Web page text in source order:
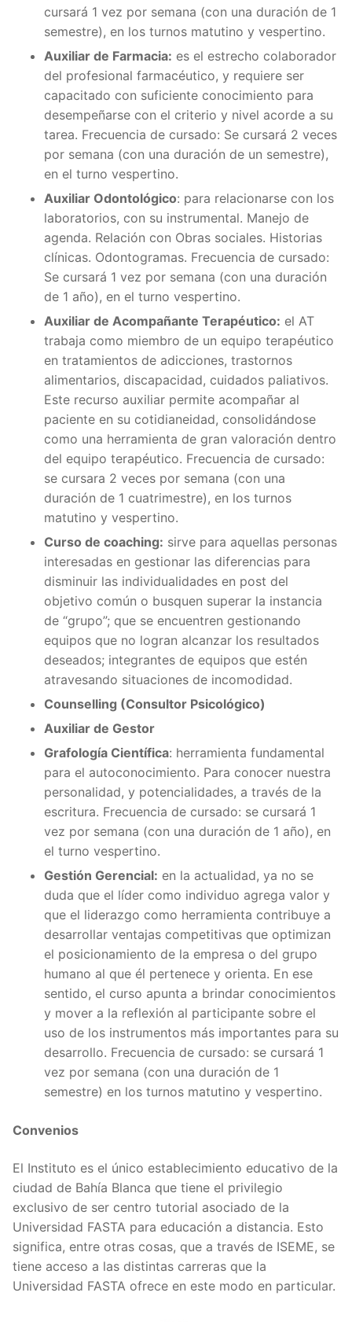
cursará 1 vez por semana (con una duración de 1
semestre), en los turnos matutino y vespertino.
Auxiliar de Farmacia: es el estrecho colaborador
del profesional farmacéutico, y requiere ser
capacitado con suficiente conocimiento para
desempeñarse con el criterio y nivel acorde a su
tarea. Frecuencia de cursado: Se cursará 2 veces
por semana (con una duración de un semestre),
en el turno vespertino.
Auxiliar Odontológico: para relacionarse con los
laboratorios, con su instrumental. Manejo de
agenda. Relación con Obras sociales. Historias
clínicas. Odontogramas. Frecuencia de cursado:
Se cursará 1 vez por semana (con una duración
de 1 año), en el turno vespertino.
Auxiliar de Acompañante Terapéutico: el AT
trabaja como miembro de un equipo terapéutico
en tratamientos de adicciones, trastornos
alimentarios, discapacidad, cuidados paliativos.
Este recurso auxiliar permite acompañar al
paciente en su cotidianeidad, consolidándose
como una herramienta de gran valoración dentro
del equipo terapéutico. Frecuencia de cursado:
se cursara 2 veces por semana (con una
duración de 1 cuatrimestre), en los turnos
matutino y vespertino.
Curso de coaching: sirve para aquellas personas
interesadas en gestionar las diferencias para
disminuir las individualidades en post del
objetivo común o busquen superar la instancia
de “grupo”; que se encuentren gestionando
equipos que no logran alcanzar los resultados
deseados; integrantes de equipos que estén
atravesando situaciones de incomodidad.
Counselling (Consultor Psicológico)
Auxiliar de Gestor
Grafología Científica: herramienta fundamental
para el autoconocimiento. Para conocer nuestra
personalidad, y potencialidades, a través de la
escritura. Frecuencia de cursado: se cursará 1
vez por semana (con una duración de 1 año), en
el turno vespertino.
Gestión Gerencial: en la actualidad, ya no se
duda que el líder como individuo agrega valor y
que el liderazgo como herramienta contribuye a
desarrollar ventajas competitivas que optimizan
el posicionamiento de la empresa o del grupo
humano al que él pertenece y orienta. En ese
sentido, el curso apunta a brindar conocimientos
y mover a la reflexión al participante sobre el
uso de los instrumentos más importantes para su
desarrollo. Frecuencia de cursado: se cursará 1
vez por semana (con una duración de 1
semestre) en los turnos matutino y vespertino.
Convenios
El Instituto es el único establecimiento educativo de la
ciudad de Bahía Blanca que tiene el privilegio
exclusivo de ser centro tutorial asociado de la
Universidad FASTA para educación a distancia. Esto
significa, entre otras cosas, que a través de ISEME, se
tiene acceso a las distintas carreras que la
Universidad FASTA ofrece en este modo en particular.